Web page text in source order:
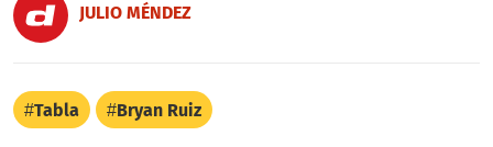
JULIO MÉNDEZ
Tabla Bryan Ruiz